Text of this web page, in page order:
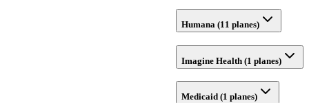
Humana (11 planes)
Imagine Health (1 planes)
Medicaid (1 planes)